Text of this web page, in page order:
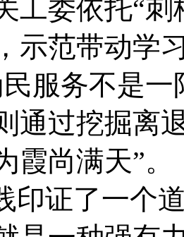
工委依托“
示范带动学
服务不是
通过挖掘离
霞尚满天”。
印证了一个